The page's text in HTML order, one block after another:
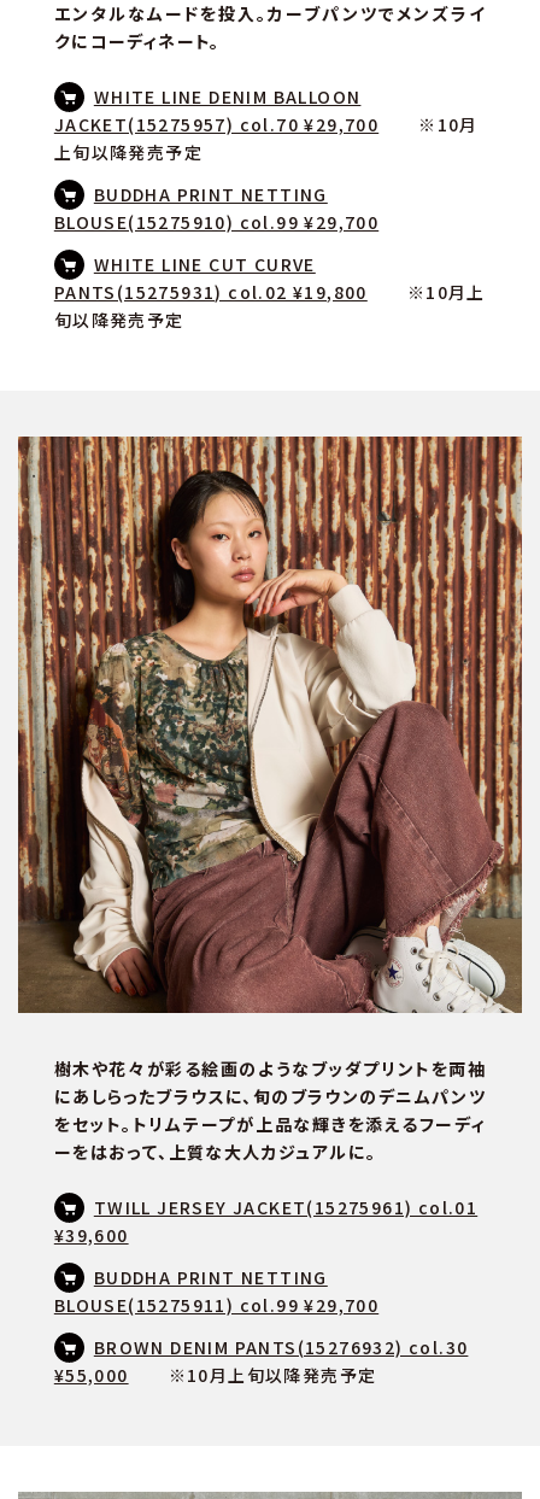
エンタルなムードを投入。カーブパンツでメンズライ
クにコーディネート。
WHITE LINE DENIM BALLOON
JACKET(15275957) col.70 ¥29,700
※10月
上旬以降発売予定
BUDDHA PRINT NETTING
BLOUSE(15275910) col.99 ¥29,700
WHITE LINE CUT CURVE
PANTS(15275931) col.02 ¥19,800
※10月上
旬以降発売予定
樹木や花々が彩る絵画のようなブッダプリントを両袖
にあしらったブラウスに、旬のブラウンのデニムパンツ
をセット。トリムテープが上品な輝きを添えるフーディ
ーをはおって、上質な大人カジュアルに。
TWILL JERSEY JACKET(15275961) col.01
¥39,600
BUDDHA PRINT NETTING
BLOUSE(15275911) col.99 ¥29,700
BROWN DENIM PANTS(15276932) col.30
¥55,000
※10月上旬以降発売予定